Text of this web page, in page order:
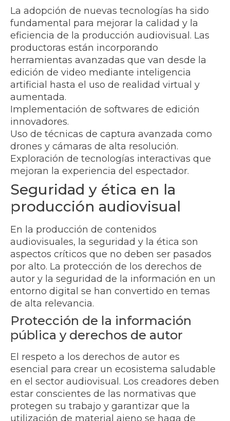
La adopción de nuevas tecnologías ha sido
fundamental para mejorar la calidad y la
eficiencia de la producción audiovisual. Las
productoras están incorporando
herramientas avanzadas que van desde la
edición de video mediante inteligencia
artificial hasta el uso de realidad virtual y
aumentada.
Implementación de softwares de edición
innovadores.
Uso de técnicas de captura avanzada como
drones y cámaras de alta resolución.
Exploración de tecnologías interactivas que
mejoran la experiencia del espectador.
Seguridad y ética en la
producción audiovisual
En la producción de contenidos
audiovisuales, la seguridad y la ética son
aspectos críticos que no deben ser pasados
por alto. La protección de los derechos de
autor y la seguridad de la información en un
entorno digital se han convertido en temas
de alta relevancia.
Protección de la información
pública y derechos de autor
El respeto a los derechos de autor es
esencial para crear un ecosistema saludable
en el sector audiovisual. Los creadores deben
estar conscientes de las normativas que
protegen su trabajo y garantizar que la
utilización de material ajeno se haga de